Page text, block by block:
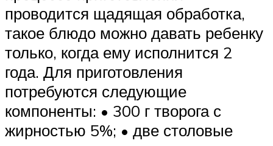
проводится щадящая обработка,
такое блюдо можно давать ребенку
только, когда ему исполнится 2
года. Для приготовления
потребуются следующие
компоненты: • 300 г творога с
жирностью 5%; • две столовые